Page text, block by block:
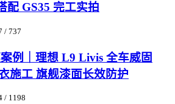
配 GS35 完工实拍
/ 737
例｜理想 L9 Livis 全车威固
施工 旗舰漆面长效防护
/ 1198